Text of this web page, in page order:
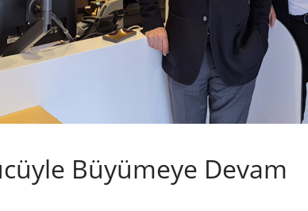
Büyümeye Devam